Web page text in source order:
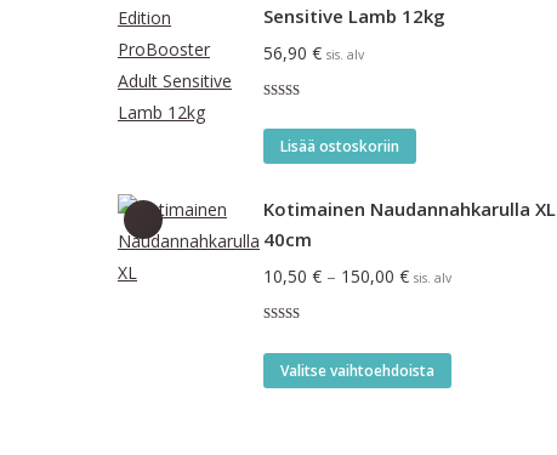
Sensitive Lamb 12kg
56,90 € sis. alv
tuotteesta:
5.00/ 5
Lisää ostoskoriin
Kotimainen Naudannahkarulla XL
40cm
10,50 € – 150,00 €Hintaluokka:
150,00 €
sis. alv
5.00/ 5
Valitse vaihtoehdoista